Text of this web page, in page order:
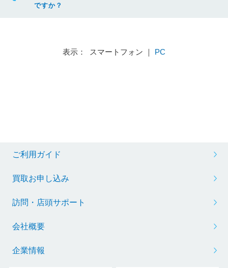
ですか？
表示： スマートフォン ｜ PC
ご利用ガイド
買取お申し込み
訪問・店頭サポート
会社概要
企業情報